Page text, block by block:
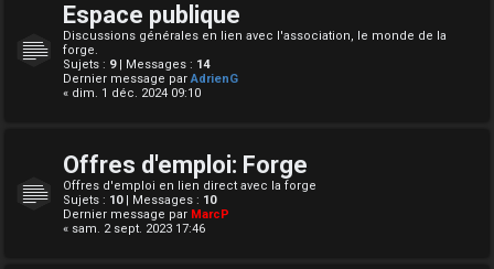
Espace publique
Discussions générales en lien avec l'association, le monde de la
forge.
Sujets : 9| Messages : 14
Dernier message parAdrienG
« dim. 1 déc. 2024 09:10
Offres d'emploi: Forge
Offres d'emploi en lien direct avec la forge
Sujets : 10| Messages : 10
Dernier message par MarcP
« sam. 2 sept. 2023 17:46